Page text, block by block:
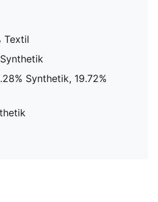
Textil
Synthetik, 19.72%